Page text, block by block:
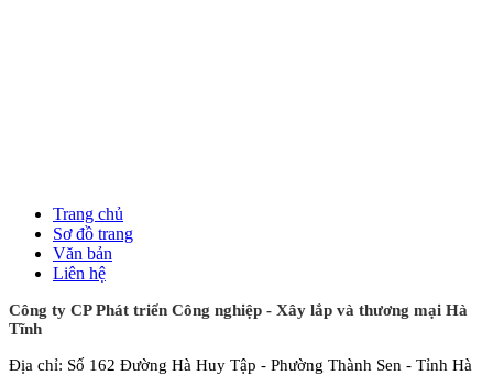
Trang chủ
Sơ đồ trang
Văn bản
Liên hệ
Công ty CP Phát triển Công nghiệp - Xây lắp và thương mại Hà
Tĩnh
Địa chỉ: Số 162 Đường Hà Huy Tập - Phường Thành Sen - Tỉnh Hà